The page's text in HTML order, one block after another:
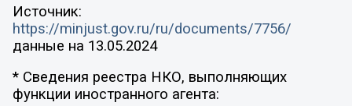
Источник:
https://minjust.gov.ru/ru/documents/7756/
данные на 13.05.2024
* Сведения реестра НКО, выполняющих
функции иностранного агента: